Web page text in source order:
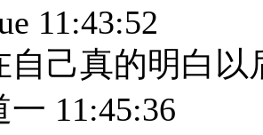
11:43:52
自己真的明白以
一 11:45:36